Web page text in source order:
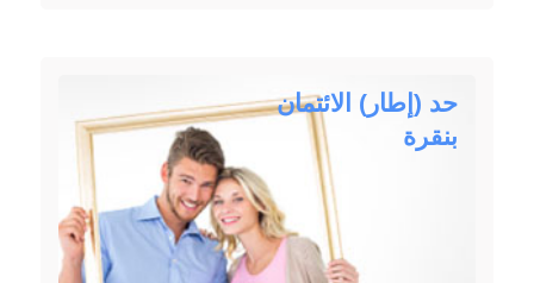
حد (إطار) الائتمان
بنقرة